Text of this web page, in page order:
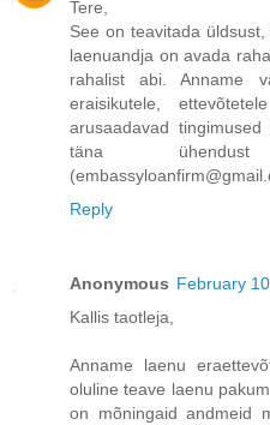
Tere,
See on teavitada
laenuandja on avada
rahalist abi. Anname
eraisikutele,
arusaadavad
täna
Reply
Anonymous February
Kallis taotleja,
Anname laenu
oluline teave laenu
on mõningaid andmeid